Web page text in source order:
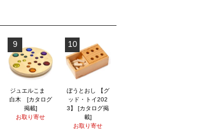
9
ジュエルこま
白木 [カタログ
掲載]
お取り寄せ
10
ぼうとおし 【グ
ッド・トイ202
3】 [カタログ掲
載]
お取り寄せ